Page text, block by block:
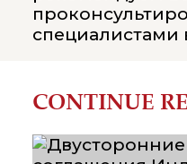
специалистами
CONTINUE